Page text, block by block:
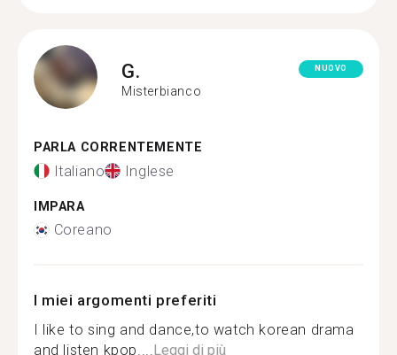
G.
Misterbianco
NUOVO
PARLA CORRENTEMENTE
Italiano Inglese
IMPARA
Coreano
I miei argomenti preferiti
I like to sing and dance,to watch korean drama
and listen kpop....Leggi di più